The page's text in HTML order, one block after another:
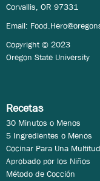
Corvallis, OR 97331
Email:
Copyright © 2023
Oregon State University
Recetas
30 Minutos o Menos
5 Ingredientes o Menos
Cocinar Para Una Multitud
Aprobado por los Niños
Método de Cocción